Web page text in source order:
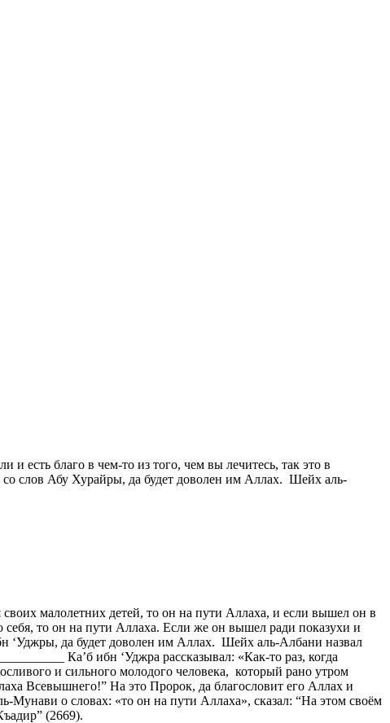
есть благо в чем-то из того, чем вы лечитесь, так это в
слов Абу Хурайры, да будет доволен им Аллах. Шейх аль-
малолетних детей, то он на пути Аллаха, и если вышел он в
себя, то он на пути Аллаха. Если же он вышел ради показухи и
‘Уджры, да будет доволен им Аллах. Шейх аль-Албани назвал
Ка’б ибн ‘Уджра рассказывал: «Как-то раз, когда
и сильного молодого человека, который рано утром
Всевышнего!” На это Пророк, да благословит его Аллах и
Мунави о словах: «то он на пути Аллаха», сказал: “На этом своём
(2669).